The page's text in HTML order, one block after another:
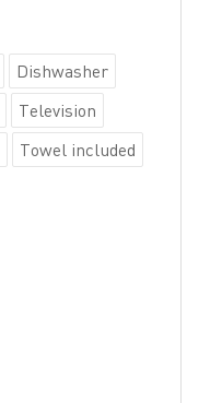
Dishwasher
Television
Towel included